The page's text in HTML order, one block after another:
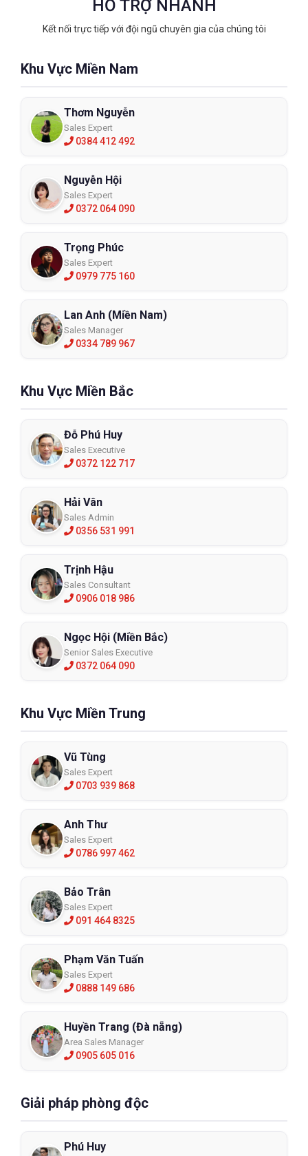
HỖ TRỢ NHANH
Kết nối trực tiếp với đội ngũ chuyên gia của chúng tôi
Khu Vực Miền Nam
Thơm Nguyễn
Sales Expert
0384 412 492
Nguyễn Hội
Sales Expert
0372 064 090
Trọng Phúc
Sales Expert
0979 775 160
Lan Anh (Miền Nam)
Sales Manager
0334 789 967
Khu Vực Miền Bắc
Đỗ Phú Huy
Sales Executive
0372 122 717
Hải Vân
Sales Admin
0356 531 991
Trịnh Hậu
Sales Consultant
0906 018 986
Ngọc Hội (Miền Bắc)
Senior Sales Executive
0372 064 090
Khu Vực Miền Trung
Vũ Tùng
Sales Expert
0703 939 868
Anh Thư
Sales Expert
0786 997 462
Bảo Trân
Sales Expert
091 464 8325
Phạm Văn Tuấn
Sales Expert
0888 149 686
Huyền Trang (Đà nẵng)
Area Sales Manager
0905 605 016
Giải pháp phòng độc
Phú Huy